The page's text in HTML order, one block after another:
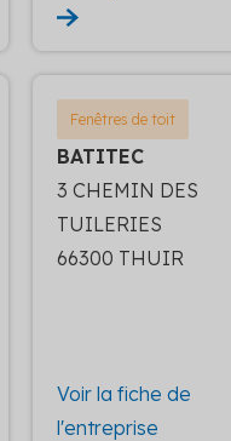
Fenêtres de toit
BATITEC
3 CHEMIN DES
TUILERIES
66300 THUIR
Voir la fiche de
l'entreprise